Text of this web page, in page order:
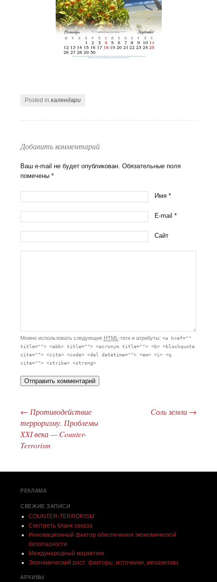
Posted inкалендари
Добавить комментарий
Ваш e-mail не будет опубликован. Обязательные поля
помечены*
Имя*
E-mail*
Сайт
Можно использовать следующие HTML-теги и атрибуты:<a href=""
title=""> <abbr title=""> <acronym title=""> <b> <blockquote
cite=""> <cite> <code> <del datetime=""> <em> <i> <q
cite=""> <strike> <strong>
Post navigation
← Противодействие
терроризму. Проблемы
XXI века — Counter-
Terrorism
Соль земли →
РЕКЛАМА
СВЕЖИЕ ЗАПИСИ
COUNTER-TERRORISM
Смотреть бланк заказа
Инновационный фактор обеспечения экономической
безопасности
Международный маркетинг
Экономический рост: факторы, источники, механизмы
АРХИВЫ